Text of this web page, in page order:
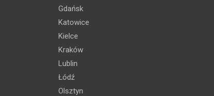
Gdańsk
Katowice
Kielce
Kraków
Lublin
Łódź
Olsztyn